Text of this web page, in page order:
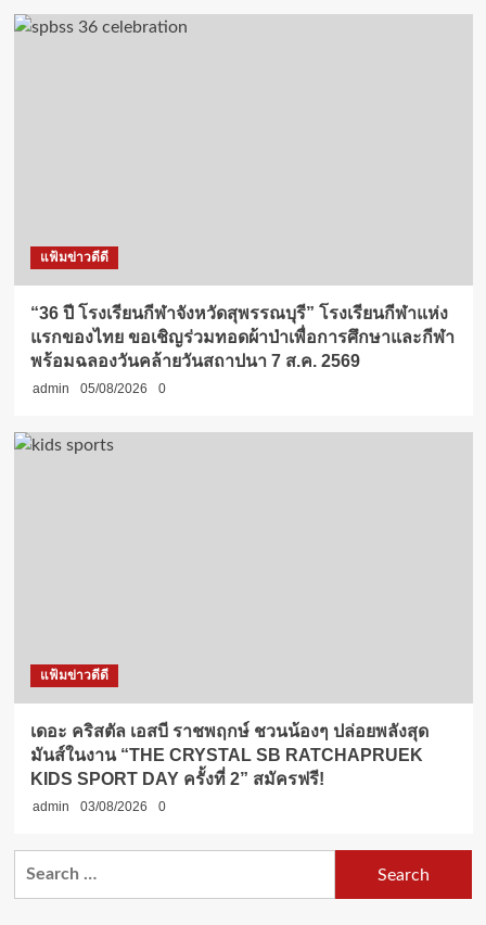
แฟ้มข่าวดีดี
“36 ปี โรงเรียนกีฬาจังหวัดสุพรรณบุรี” โรงเรียนกีฬาแห่ง
แรกของไทย ขอเชิญร่วมทอดผ้าป่าเพื่อการศึกษาและกีฬา
พร้อมฉลองวันคล้ายวันสถาปนา 7 ส.ค. 2569
admin 05/08/2026 0
แฟ้มข่าวดีดี
เดอะ คริสตัล เอสบี ราชพฤกษ์ ชวนน้องๆ ปล่อยพลังสุด
มันส์ในงาน “THE CRYSTAL SB RATCHAPRUEK
KIDS SPORT DAY ครั้งที่ 2” สมัครฟรี!
admin 03/08/2026 0